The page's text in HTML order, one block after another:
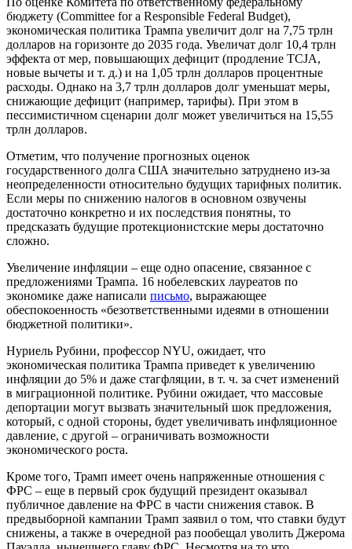
бюджету (Committee for a Responsible Federal Budget),
экономическая политика Трампа увеличит долг на 7,75 трлн
долларов на горизонте до 2035 года. Увеличат долг 10,4 трлн
эффекта от мер, повышающих дефицит (продление TCJA,
новые вычеты и т. д.) и на 1,05 трлн долларов процентные
расходы. Однако на 3,7 трлн долларов долг уменьшат меры,
снижающие дефицит (например, тарифы). При этом в
пессимистичном сценарии долг может увеличиться на 15,55
трлн долларов.
Отметим, что получение прогнозных оценок
государственного долга США значительно затруднено из-за
неопределенности относительно будущих тарифных политик.
Если меры по снижению налогов в основном озвучены
достаточно конкретно и их последствия понятны, то
предсказать будущие протекционистские меры достаточно
сложно.
Увеличение инфляции – еще одно опасение, связанное с
предложениями Трампа. 16 нобелевских лауреатов по
экономике даже написали письмо, выражающее
обеспокоенность «безответственными идеями в отношении
бюджетной политики».
Нуриель Рубини, профессор NYU, ожидает, что
экономическая политика Трампа приведет к увеличению
инфляции до 5% и даже стагфляции, в т. ч. за счет изменений
в миграционной политике. Рубини ожидает, что массовые
депортации могут вызвать значительный шок предложения,
который, с одной стороны, будет увеличивать инфляционное
давление, с другой – ограничивать возможности
экономического роста.
Кроме того, Трамп имеет очень напряженные отношения с
ФРС – еще в первый срок будущий президент оказывал
публичное давление на ФРС в части снижения ставок. В
предвыборной кампании Трамп заявил о том, что ставки будут
снижены, а также в очередной раз пообещал уволить Джерома